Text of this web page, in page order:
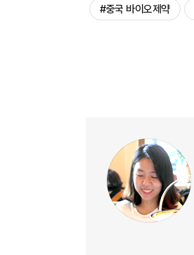
#중국 바이오제약